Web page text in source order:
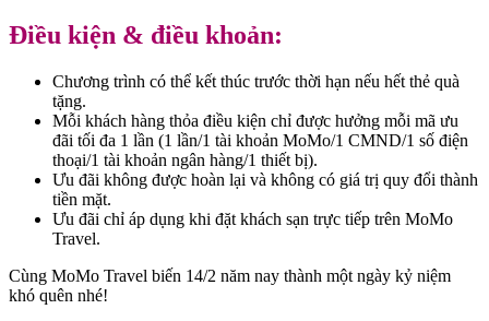
Điều kiện & điều khoản:
Chương trình có thể kết thúc trước thời hạn nếu hết thẻ quà
tặng.
Mỗi khách hàng thỏa điều kiện chỉ được hưởng mỗi mã ưu
đãi tối đa 1 lần (1 lần/1 tài khoản MoMo/1 CMND/1 số điện
thoại/1 tài khoản ngân hàng/1 thiết bị).
Ưu đãi không được hoàn lại và không có giá trị quy đổi thành
tiền mặt.
Ưu đãi chỉ áp dụng khi đặt khách sạn trực tiếp trên MoMo
Travel.
Cùng MoMo Travel biến 14/2 năm nay thành một ngày kỷ niệm
khó quên nhé!